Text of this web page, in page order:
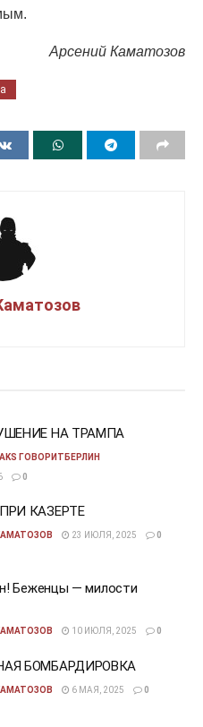
Арсений Каматозов
НА ТРАМПА
ГОВОРИТБЕРЛИН
0
КАЗЕРТЕ
23 ИЮЛЯ, 2025 0
Беженцы — милости
10 ИЮЛЯ, 2025 0
БОМБАРДИРОВКА
6 МАЯ, 2025 0